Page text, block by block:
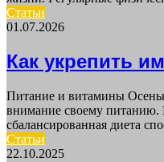
Статьи
01.07.2026
Как укрепить
Питание и витамины
внимание своему питанию.
сбалансированная диета
Статьи
22.10.2025